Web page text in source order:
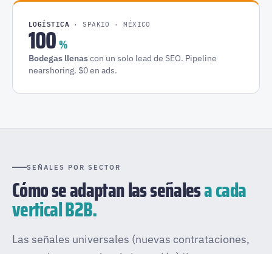
LOGÍSTICA· SPAKIO · MÉXICO
100%
Bodegas llenascon un solo lead de SEO. Pipeline
nearshoring. $0 en ads.
SEÑALES POR SECTOR
Cómo se adaptan las señalesa cada
vertical B2B.
Las señales universales (nuevas contrataciones,